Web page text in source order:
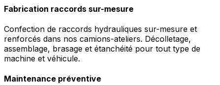
Fabrication raccords sur-mesure
Confection de raccords hydrauliques sur-mesure et
renforcés dans nos camions-ateliers. Décolletage,
assemblage, brasage et étanchéité pour tout type de
machine et véhicule.
Maintenance préventive